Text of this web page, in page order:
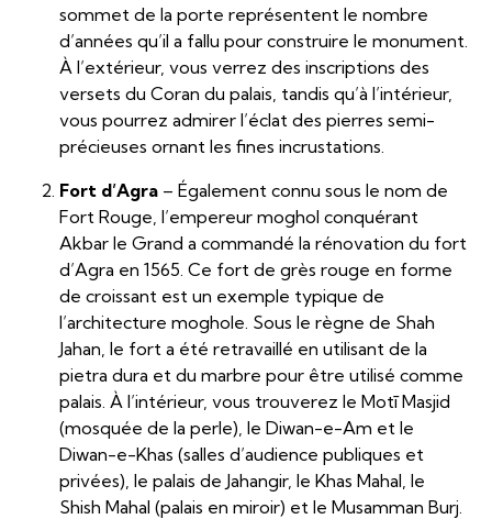
sommet de la porte représentent le nombre
d’années qu’il a fallu pour construire le monument.
À l’extérieur, vous verrez des inscriptions des
versets du Coran du palais, tandis qu’à l’intérieur,
vous pourrez admirer l’éclat des pierres semi-
précieuses ornant les fines incrustations.
Fort d’Agra – Également connu sous le nom de
Fort Rouge, l’empereur moghol conquérant
Akbar le Grand a commandé la rénovation du fort
d’Agra en 1565. Ce fort de grès rouge en forme
de croissant est un exemple typique de
l’architecture moghole. Sous le règne de Shah
Jahan, le fort a été retravaillé en utilisant de la
pietra dura et du marbre pour être utilisé comme
palais. À l’intérieur, vous trouverez le Motī Masjid
(mosquée de la perle), le Diwan-e-Am et le
Diwan-e-Khas (salles d’audience publiques et
privées), le palais de Jahangir, le Khas Mahal, le
Shish Mahal (palais en miroir) et le Musamman Burj.